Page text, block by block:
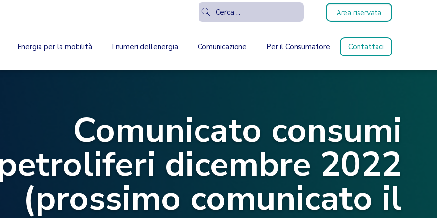
Area riservata
Energia per la mobilità I numeri dell’energia Comunicazione Per il Consumatore Contattaci
Comunicato consumi
dicembre 2022
(prossimo comunicato il